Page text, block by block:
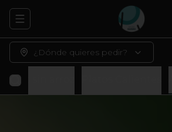
Abrir menu de navegación
¿Dónde quieres pedir?
Rolls sin arroz